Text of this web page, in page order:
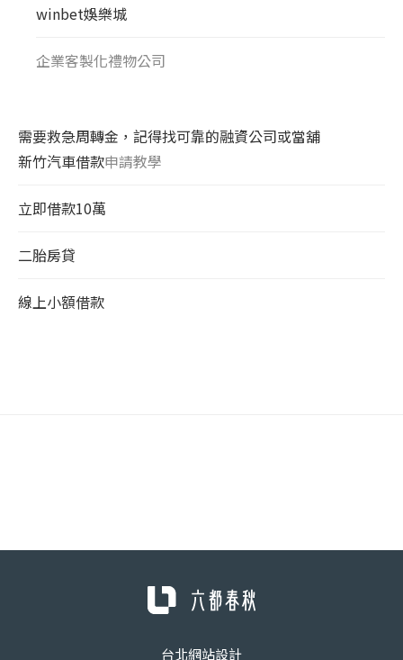
winbet娛樂城
企業客製化禮物公司
需要救急周轉金，記得找可靠的融資公司或當舖
新竹汽車借款申請教學
立即借款10萬
二胎房貸
線上小額借款
台北網站設計